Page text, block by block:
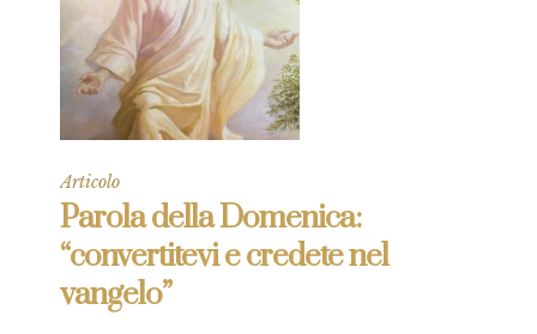
Articolo
Parola della Domenica:
“convertitevi e credete nel
vangelo”